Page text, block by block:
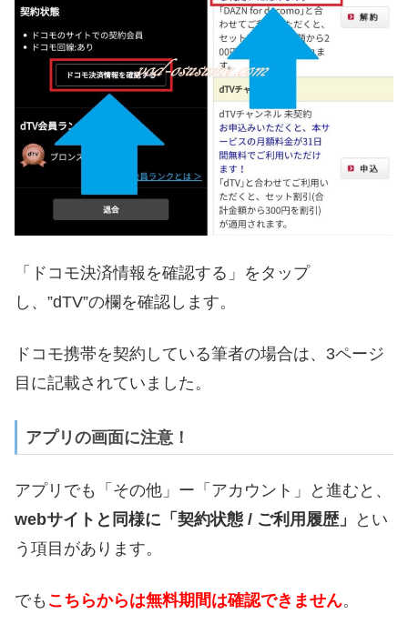
「ドコモ決済情報を確認する」をタップ
し、”dTV”の欄を確認します。
ドコモ携帯を契約している筆者の場合は、3ページ
目に記載されていました。
アプリの画面に注意！
アプリでも「その他」ー「アカウント」と進むと、
webサイトと同様に「契約状態 / ご利用履歴」
とい
う項目があります。
でも こちらからは無料期間は確認できません。